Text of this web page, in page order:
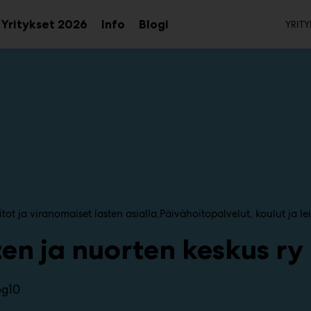
Yritykset 2026Avaa
alavalikko
InfoAvaa
alavalikko
Blogi
ja viranomaiset lasten asialla Päivähoitopalvelut, koulut ja
ja nuorten keskus ry